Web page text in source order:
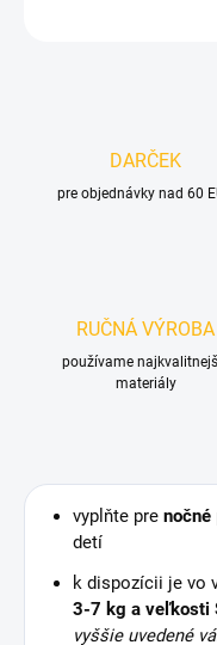
DARČEK
pre objednávky nad 60
RUČNÁ VÝROBA
používame
materiály
vyplňte pre nočné
detí
k dispozícii je vo
3-7 kg a veľkosti
vyššie uvedené